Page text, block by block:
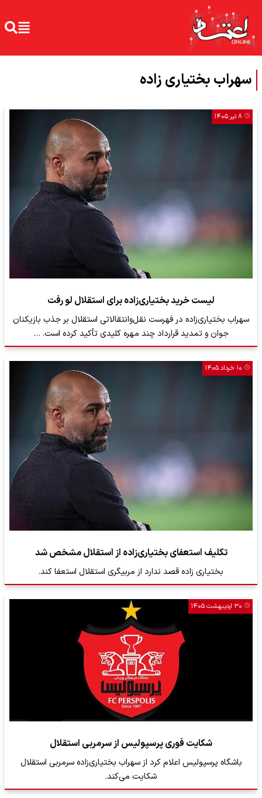
سهراب بختیاری زاده
۸ تیر ۱۴۰۵
لیست خرید بختیاری‌زاده برای استقلال لو رفت
سهراب بختیاری‌زاده در فهرست نقل‌وانتقالاتی استقلال بر جذب بازیکنان
جوان و تمدید قرارداد چند مهره کلیدی تأکید کرده است. …
۱۰ خرداد ۱۴۰۵
تکلیف استعفای بختیاری‌زاده از استقلال مشخص شد
بختیاری زاده قصد ندارد از مربیگری استقلال استعفا کند.
۳۰ اردیبهشت ۱۴۰۵
شکایت فوری پرسپولیس از سرمربی استقلال
باشگاه پرسپولیس اعلام کرد از سهراب بختیاری‌زاده سرمربی استقلال
شکایت می‌کند.